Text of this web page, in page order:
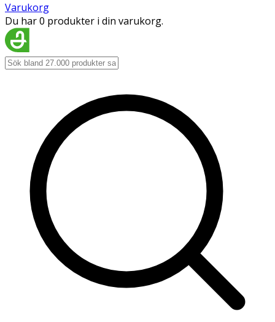
Varukorg
Du har 0 produkter i din varukorg.